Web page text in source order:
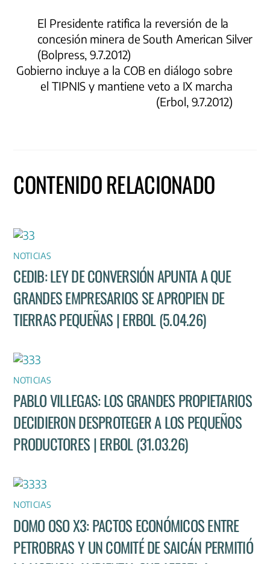
El Presidente ratifica la reversión de la
concesión minera de South American Silver
(Bolpress, 9.7.2012)
Gobierno incluye a la COB en diálogo sobre
el TIPNIS y mantiene veto a IX marcha
(Erbol, 9.7.2012)
CONTENIDO RELACIONADO
NOTICIAS
CEDIB: LEY DE CONVERSIÓN APUNTA A QUE
GRANDES EMPRESARIOS SE APROPIEN DE
TIERRAS PEQUEÑAS | ERBOL (5.04.26)
NOTICIAS
PABLO VILLEGAS: LOS GRANDES PROPIETARIOS
DECIDIERON DESPROTEGER A LOS PEQUEÑOS
PRODUCTORES | ERBOL (31.03.26)
NOTICIAS
DOMO OSO X3: PACTOS ECONÓMICOS ENTRE
PETROBRAS Y UN COMITÉ DE SAICÁN PERMITIÓ